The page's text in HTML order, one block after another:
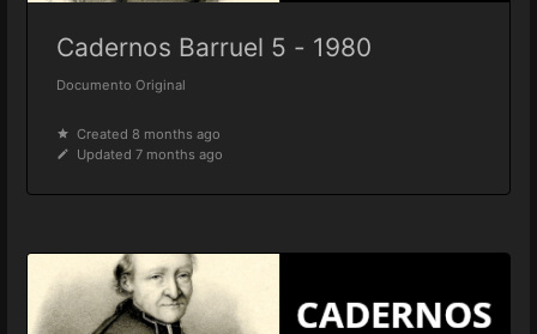
Cadernos Barruel 5 - 1980
Documento Original
Created 8 months ago
Updated 7 months ago